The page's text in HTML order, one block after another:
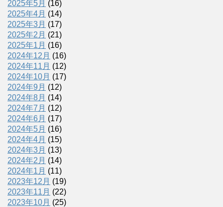
2025年5月 (16)
2025年4月 (14)
2025年3月 (17)
2025年2月 (21)
2025年1月 (16)
2024年12月 (16)
2024年11月 (12)
2024年10月 (17)
2024年9月 (12)
2024年8月 (14)
2024年7月 (12)
2024年6月 (17)
2024年5月 (16)
2024年4月 (15)
2024年3月 (13)
2024年2月 (14)
2024年1月 (11)
2023年12月 (19)
2023年11月 (22)
2023年10月 (25)